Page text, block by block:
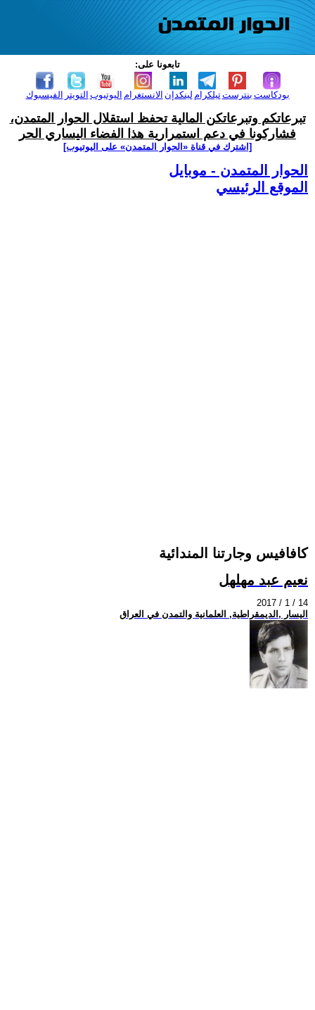
تابعونا على:
الفيسبوك التويتر اليوتيوب الانستغرام لينكدإن تيلكرامبنترست بودكاست
تبرعاتكم وتبرعاتكن المالية تحفظ استقلال الحوار المتمدن،
فشاركونا في دعم استمرارية هذا الفضاء اليساري الحر
[اشترك في قناة ‫«الحوار المتمدن» على اليوتيوب]
الحوار المتمدن - موبايل
الموقع الرئيسي
كافافيس وجارتنا المندائية
نعيم عبد مهلهل
2017 / 1 / 14
اليسار ,الديمقراطية, العلمانية والتمدن في العراق